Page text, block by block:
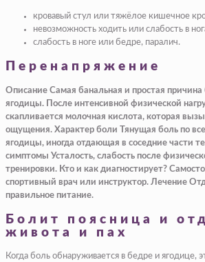
кровавый стул или тяжёлое кишечное
невозможность ходить или слабость в
слабость в ноге или бедре, паралич.
Перенапряжение
Описание Самая банальная и простая причина
ягодицы. После интенсивной физической
скапливается молочная кислота, которая
ощущения. Характер боли Тянущая боль по
ягодицы, иногда отдающая в соседние части
симптомы Усталость, слабость после
тренировки. Кто и как диагностирует?
спортивный врач или инструктор. Лечение
правильное питание.
Болит поясница и
живота и пах
Когда боль обнаруживается в бедре и ягодице,